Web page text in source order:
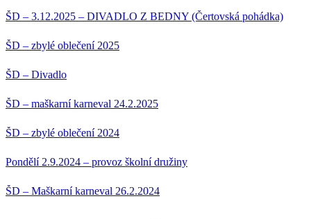
ŠD – 3.12.2025 – DIVADLO Z BEDNY (Čertovská pohádka)
ŠD – zbylé oblečení 2025
ŠD – Divadlo
ŠD – maškarní karneval 24.2.2025
ŠD – zbylé oblečení 2024
Pondělí 2.9.2024 – provoz školní družiny
ŠD – Maškarní karneval 26.2.2024